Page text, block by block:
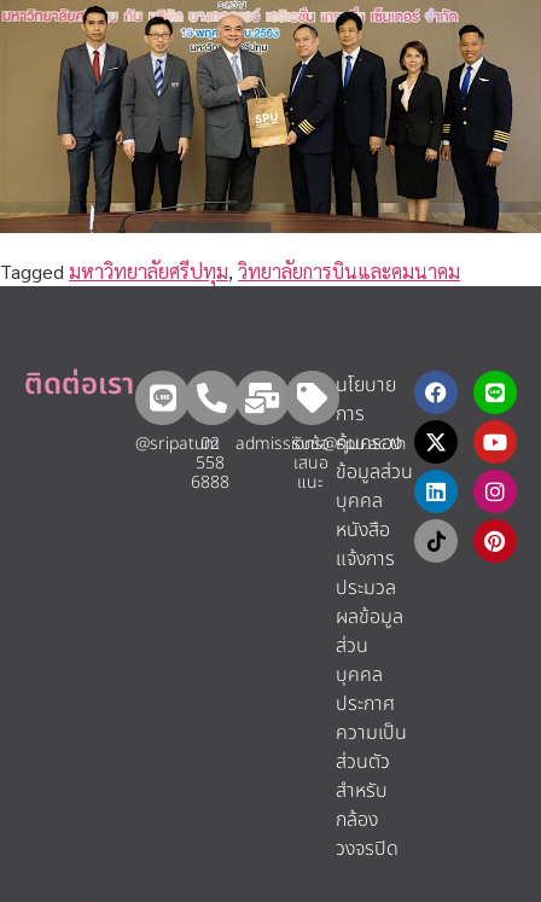
Tagged มหาวิทยาลัยศรีปทุม, วิทยาลัยการบินและคมนาคม
ติดต่อเรา
@sripatum
02
558
6888
admissions@spu.ac.th
รับข้อ
เสนอ
แนะ​
นโยบาย
การ
คุ้มครอง
ข้อมูลส่วน
บุคคล
หนังสือ
แจ้งการ
ประมวล
ผลข้อมูล
ส่วน
บุคคล
ประกาศ
ความเป็น
ส่วนตัว
สำหรับ
กล้อง
วงจรปิด